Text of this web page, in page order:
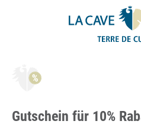
Gutschein für 10%